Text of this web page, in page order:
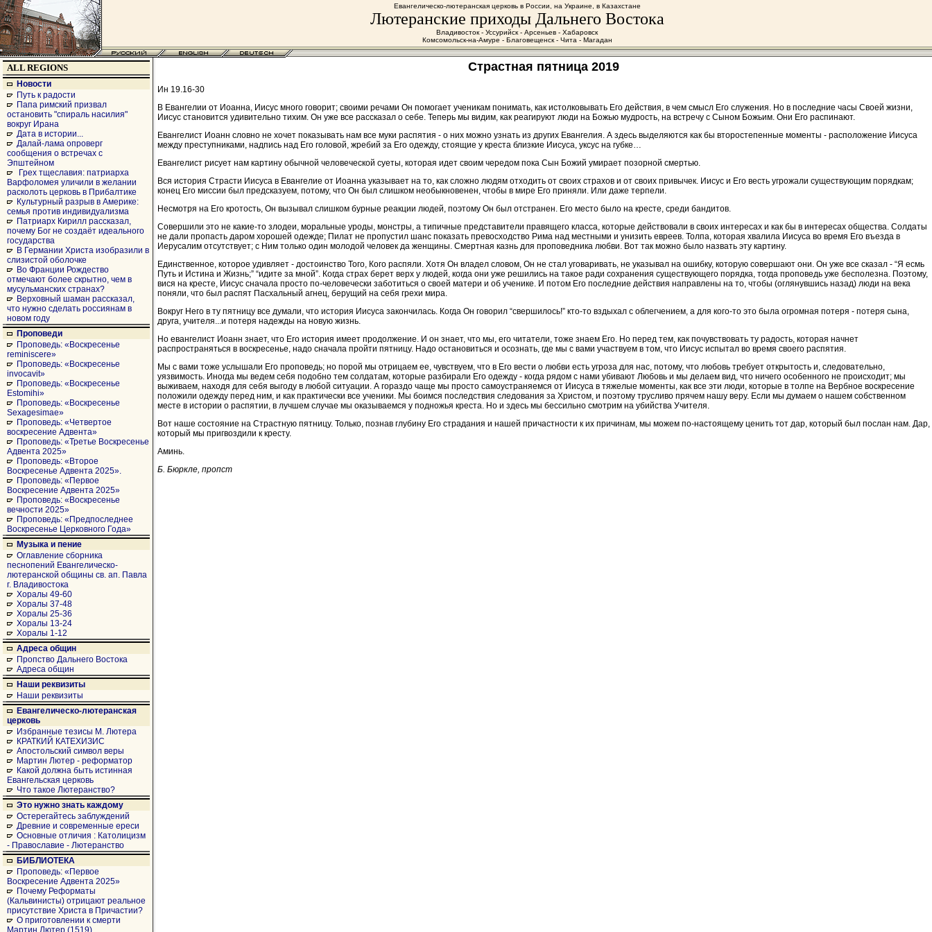
Евангелическо-лютеранская церковь в России, на Украине, в Казахстане
Лютеранские приходы Дальнего Востока
Владивосток - Уссурийск - Арсеньев - Хабаровск
Комсомольск-на-Амуре - Благовещенск - Чита - Магадан
ALL REGIONS
Новости
Путь к радости
Папа римский призвал
остановить "спираль насилия"
вокруг Ирана
Дата в истории...
Далай-лама опроверг
сообщения о встречах с
Эпштейном
Грех тщеславия: патриарха
Варфоломея уличили в желании
расколоть церковь в Прибалтике
Культурный разрыв в Америке:
семья против индивидуализма
Патриарх Кирилл рассказал,
почему Бог не создаёт идеального
государства
В Германии Христа изобразили в
слизистой оболочке
Во Франции Рождество
отмечают более скрытно, чем в
мусульманских странах?
Верховный шаман рассказал,
что нужно сделать россиянам в
новом году
Проповеди
Проповедь: «Воскресенье
reminiscere»
Проповедь: «Воскресенье
invocavit»
Проповедь: «Воскресенье
Estomihi»
Проповедь: «Воскресенье
Sexagesimae»
Проповедь: «Четвертое
воскресение Адвента»
Проповедь: «Третье Воскресенье
Адвента 2025»
Проповедь: «Второе
Воскресенье Адвента 2025».
Проповедь: «Первое
Воскресение Адвента 2025»
Проповедь: «Воскресенье
вечности 2025»
Проповедь: «Предпоследнее
Воскресенье Церковного Года»
Музыка и пение
Оглавление сборника
песнопений Евангелическо-
лютеранской общины св. ап. Павла
г. Владивостока
Хоралы 49-60
Хоралы 37-48
Хоралы 25-36
Хоралы 13-24
Хоралы 1-12
Адреса общин
Пропство Дальнего Востока
Адреса общин
Наши реквизиты
Наши реквизиты
Евангелическо-лютеранская
церковь
Избранные тезисы М. Лютера
КРАТКИЙ КАТЕХИЗИС
Апостольский символ веры
Мартин Лютер - реформатор
Какой должна быть истинная
Евангельская церковь
Что такое Лютеранство?
Это нужно знать каждому
Остерегайтесь заблуждений
Древние и современные ереси
Основные отличия : Католицизм
- Православие - Лютеранство
БИБЛИОТЕКА
Проповедь: «Первое
Воскресение Адвента 2025»
Почему Реформаты
(Кальвинисты) отрицают реальное
присутствие Христа в Причастии?
О приготовлении к смерти
Мартин Лютер (1519)
Cтрастная пятница 2019
Ин 19.16-30
В Евангелии от Иоанна, Иисус много говорит; своими речами Он помогает ученикам понимать, как истолковывать Его действия, в чем смысл Его служения. Но в последние часы Своей жизни,
Иисус становится удивительно тихим. Он уже все рассказал о себе. Теперь мы видим, как реагируют люди на Божью мудрость, на встречу с Сыном Божьим. Они Его распинают.
Евангелист Иоанн словно не хочет показывать нам все муки распятия - о них можно узнать из других Евангелия. А здесь выделяются как бы второстепенные моменты - расположение Иисуса
между преступниками, надпись над Его головой, жребий за Его одежду, стоящие у креста близкие Иисуса, уксус на губке…
Евангелист рисует нам картину обычной человеческой суеты, которая идет своим чередом пока Сын Божий умирает позорной смертью.
Вся история Страсти Иисуса в Евангелие от Иоанна указывает на то, как сложно людям отходить от своих страхов и от своих привычек. Иисус и Его весть угрожали существующим порядкам;
конец Его миссии был предсказуем, потому, что Он был слишком необыкновенен, чтобы в мире Его приняли. Или даже терпели.
Несмотря на Его кротость, Он вызывал слишком бурные реакции людей, поэтому Он был отстранен. Его место было на кресте, среди бандитов.
Совершили это не какие-то злодеи, моральные уроды, монстры, а типичные представители правящего класса, которые действовали в своих интересах и как бы в интересах общества. Солдаты
не дали пропасть даром хорошей одежде; Пилат не пропустил шанс показать превосходство Рима над местными и унизить евреев. Толпа, которая хвалила Иисуса во время Его въезда в
Иерусалим отсутствует; с Ним только один молодой человек да женщины. Смертная казнь для проповедника любви. Вот так можно было назвать эту картину.
Единственное, которое удивляет - достоинство Того, Кого распяли. Хотя Он владел словом, Он не стал уговаривать, не указывал на ошибку, которую совершают они. Он уже все сказал - “Я есмь
Путь и Истина и Жизнь;” “идите за мной”. Когда страх берет верх у людей, когда они уже решились на такое ради сохранения существующего порядка, тогда проповедь уже бесполезна. Поэтому,
вися на кресте, Иисус сначала просто по-человечески заботиться о своей матери и об ученике. И потом Его последние действия направлены на то, чтобы (оглянувшись назад) люди на века
поняли, что был распят Пасхальный агнец, берущий на себя грехи мира.
Вокруг Него в ту пятницу все думали, что история Иисуса закончилась. Когда Он говорил “свершилось!” кто-то вздыхал с облегчением, а для кого-то это была огромная потеря - потеря сына,
друга, учителя...и потеря надежды на новую жизнь.
Но евангелист Иоанн знает, что Его история имеет продолжение. И он знает, что мы, его читатели, тоже знаем Его. Но перед тем, как почувствовать ту радость, которая начнет
распространяться в воскресенье, надо сначала пройти пятницу. Надо остановиться и осознать, где мы с вами участвуем в том, что Иисус испытал во время своего распятия.
Мы с вами тоже услышали Его проповедь; но порой мы отрицаем ее, чувствуем, что в Его вести о любви есть угроза для нас, потому, что любовь требует открытость и, следовательно,
уязвимость. Иногда мы ведем себя подобно тем солдатам, которые разбирали Его одежду - когда рядом с нами убивают Любовь и мы делаем вид, что ничего особенного не происходит; мы
выживаем, находя для себя выгоду в любой ситуации. А гораздо чаще мы просто самоустраняемся от Иисуса в тяжелые моменты, как все эти люди, которые в толпе на Вербное воскресение
положили одежду перед ним, и как практически все ученики. Мы боимся последствия следования за Христом, и поэтому трусливо прячем нашу веру. Если мы думаем о нашем собственном
месте в истории о распятии, в лучшем случае мы оказываемся у подножья креста. Но и здесь мы бессильно смотрим на убийства Учителя.
Вот наше состояние на Страстную пятницу. Только, познав глубину Его страдания и нашей причастности к их причинам, мы можем по-настоящему ценить тот дар, который был послан нам. Дар,
который мы пригвоздили к кресту.
Аминь.
Б. Бюркле, пропст